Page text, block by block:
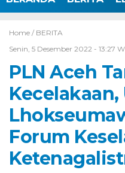
Home / BERITA
Senin, 5 Desember 2022 - 13:27
PLN Aceh
Kecelakaan,
Forum